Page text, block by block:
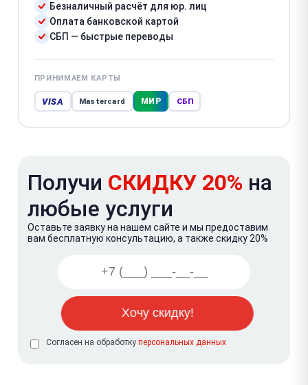
Безналичный расчёт для юр. лиц
Оплата банковской картой
СБП — быстрые переводы
ПРИНИМАЕМ КАРТЫ
VISA Mastercard МИР СБП
Получи СКИДКУ 20% на
любые услуги
Оставьте заявку на нашем сайте и мы предоставим
вам бесплатную консультацию, а также скидку 20%
Согласен на обработку персональных данных